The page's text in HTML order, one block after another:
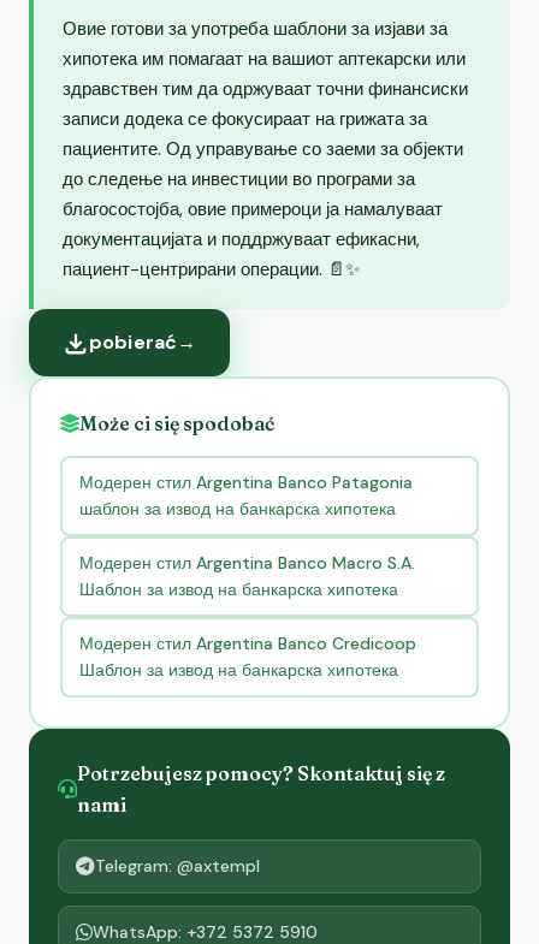
Овие готови за употреба шаблони за изјави за
хипотека им помагаат на вашиот аптекарски или
здравствен тим да одржуваат точни финансиски
записи додека се фокусираат на грижата за
пациентите. Од управување со заеми за објекти
до следење на инвестиции во програми за
благосостојба, овие примероци ја намалуваат
документацијата и поддржуваат ефикасни,
пациент-центрирани операции. 📄✨
pobierać→
Może ci się spodobać
Модерен стил Argentina Banco Patagonia
шаблон за извод на банкарска хипотека
Модерен стил Argentina Banco Macro S.A.
Шаблон за извод на банкарска хипотека
Модерен стил Argentina Banco Credicoop
Шаблон за извод на банкарска хипотека
Potrzebujesz pomocy? Skontaktuj się z
nami
Telegram: @axtempl
WhatsApp: +372 5372 5910